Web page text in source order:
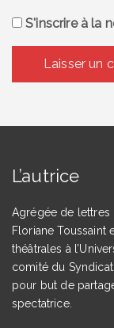
S'inscrire à la
L’autrice
Agrégée de lettres
Floriane Toussaint
théâtrales à
comité du
pour but de
spectatrice.